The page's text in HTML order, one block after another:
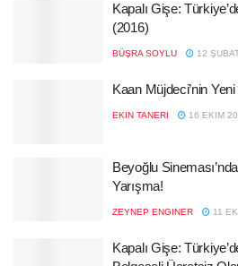
Kapalı Gişe:
(2016)
BÜŞRA SOYLU 12
Kaan Müjdeci’nin
EKIN TANERI 16 EKIM
Beyoğlu
Yarışma!
ZEYNEP ENGINER 11
Kapalı Gişe: